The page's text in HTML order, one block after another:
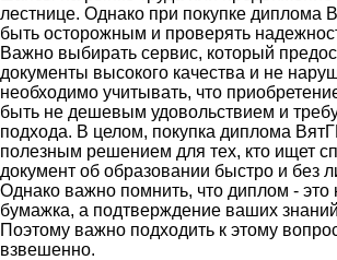
лестнице. Однако при покупке диплома
быть осторожным и проверять
Важно выбирать сервис, который
документы высокого качества и не
необходимо учитывать, что
быть не дешевым удовольствием и
подхода. В целом, покупка диплома
полезным решением для тех, кто ищет
документ об образовании быстро и без
Однако важно помнить, что диплом - это
бумажка, а подтверждение ваших
Поэтому важно подходить к этому
взвешенно.